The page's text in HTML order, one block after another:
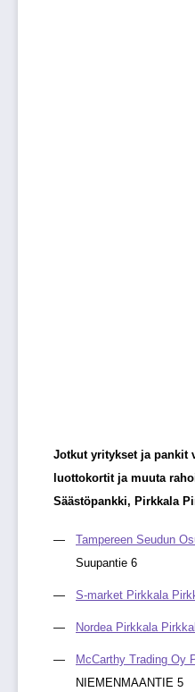
Jotkut yritykset ja pankit
luottokortit ja muuta
Säästöpankki, Pirkkala
Tampereen Seudun
Suupantie 6
S-market Pirkkala
Nordea Pirkkala
McCarthy Trading Oy
NIEMENMAANTIE 5